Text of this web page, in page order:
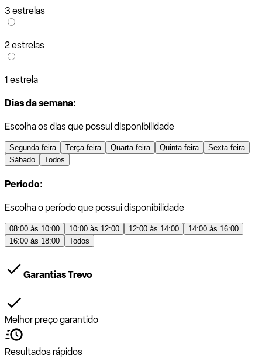
3 estrelas
2 estrelas
1 estrela
Dias da semana:
Escolha os dias que possui disponibilidade
Segunda-feira Terça-feira Quarta-feira Quinta-feira
Sexta-feira
Sábado
Todos
Período:
Escolha o período que possui disponibilidade
08:00 às 10:00 10:00 às 12:00 12:00 às 14:00
14:00 às 16:00
16:00 às 18:00
Todos
Garantias Trevo
Melhor preço garantido
Resultados rápidos